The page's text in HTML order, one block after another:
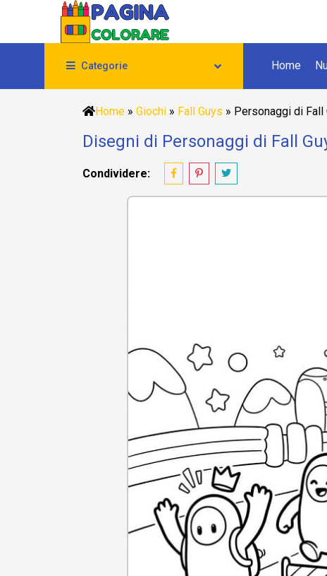
Categorie Home
Home » Giochi » Fall Guys » Personaggi di Fall
Disegni di Personaggi di Fall
Condividere: